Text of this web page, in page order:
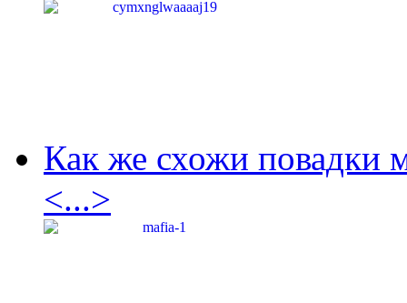
Как же схожи повадки
<...>